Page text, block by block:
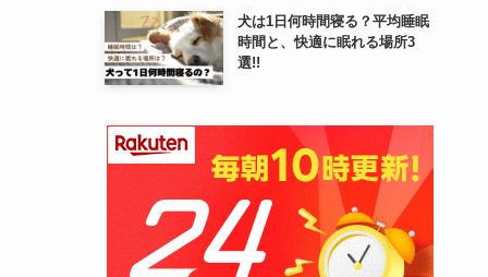
犬は1日何時間寝る？平均睡眠
時間と、快適に眠れる場所3
選!!